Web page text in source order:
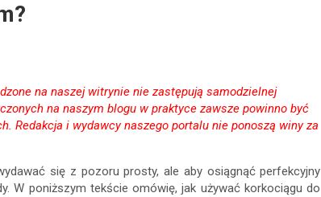
na naszej witrynie nie zastępują samodzielnej
na naszym blogu w praktyce zawsze powinno być
Redakcja i wydawcy naszego portalu nie ponoszą winy za
się z pozoru prosty, ale aby osiągnąć perfekcyjny
W poniższym tekście omówię, jak używać korkociągu do